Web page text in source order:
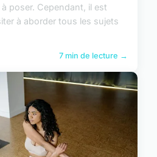
poser. Cependant, il est
à aborder tous les sujets
7 min de lecture →